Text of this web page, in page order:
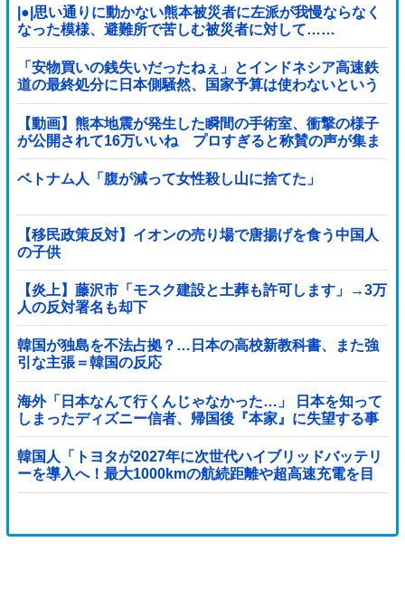
|●|思い通りに動かない熊本被災者に左派が我慢ならなく
なった模様、避難所で苦しむ被災者に対して……
「安物買いの銭失いだったねぇ」とインドネシア高速鉄
道の最終処分に日本側騒然、国家予算は使わないという
と何が財源なんだ？
【動画】熊本地震が発生した瞬間の手術室、衝撃の様子
が公開されて16万いいね プロすぎると称賛の声が集ま
る
ベトナム人「腹が減って女性殺し山に捨てた」
【移民政策反対】イオンの売り場で唐揚げを食う中国人
の子供
【炎上】藤沢市「モスク建設と土葬も許可します」→3万
人の反対署名も却下
韓国が独島を不法占拠？…日本の高校新教科書、また強
引な主張＝韓国の反応
海外「日本なんて行くんじゃなかった…」 日本を知って
しまったディズニー信者、帰国後『本家』に失望する事
態に
韓国人「トヨタが2027年に次世代ハイブリッドバッテリ
ーを導入へ！最大1000kmの航続距離や超高速充電を目
指す」